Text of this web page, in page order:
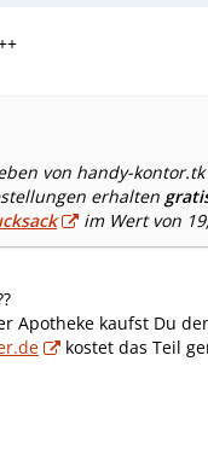
von handy-kontor.tk
erhalten
im Wert von
Apotheke kaufst Du
kostet das Teil